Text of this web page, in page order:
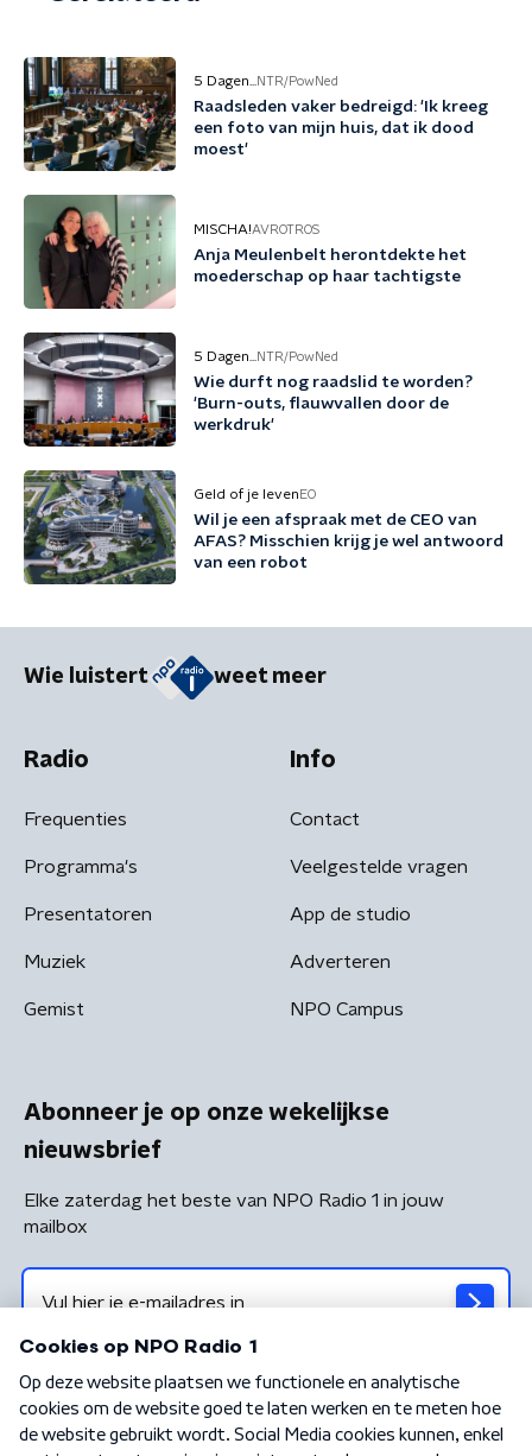
5 Dagen... NTR/PowNed
Raadsleden vaker bedreigd: 'Ik kreeg
een foto van mijn huis, dat ik dood
moest'
MISCHA!AVROTROS
Anja Meulenbelt herontdekte het
moederschap op haar tachtigste
5 Dagen... NTR/PowNed
Wie durft nog raadslid te worden?
'Burn-outs, flauwvallen door de
werkdruk'
Geld of je leven EO
Wil je een afspraak met de CEO van
AFAS? Misschien krijg je wel antwoord
van een robot
Wie luistert weet meer
Radio
Frequenties
Programma's
Presentatoren
Muziek
Gemist
Info
Contact
Veelgestelde vragen
App de studio
Adverteren
NPO Campus
Abonneer je op onze wekelijkse
nieuwsbrief
Elke zaterdag het beste van NPO Radio 1 in jouw
mailbox
Algemene voorwaarden